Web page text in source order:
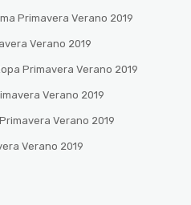
Primavera Verano 2019
Verano 2019
Primavera Verano 2019
Verano 2019
Verano 2019
Verano 2019